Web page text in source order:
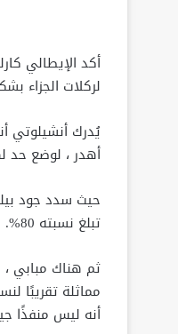
أكد الإيطالي
لركلات الجزاء
يُدرك أنشيلوتي
أهدر ، لوضع حد
حيث سدد جود
تبلغ نسبته 80%.
مماثلة تقريبًا
أنه ليس منفذًا